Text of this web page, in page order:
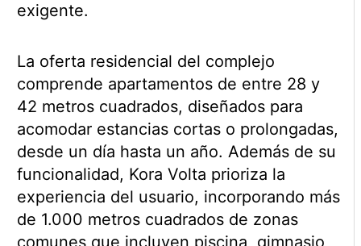
exigente.
La oferta residencial del complejo
comprende apartamentos de entre 28 y
42 metros cuadrados, diseñados para
acomodar estancias cortas o prolongadas,
desde un día hasta un año. Además de su
funcionalidad, Kora Volta prioriza la
experiencia del usuario, incorporando más
de 1.000 metros cuadrados de zonas